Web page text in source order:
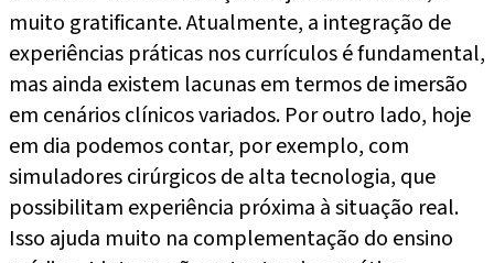
muito gratificante. Atualmente, a integração de
experiências práticas nos currículos é fundamental,
mas ainda existem lacunas em termos de imersão
em cenários clínicos variados. Por outro lado, hoje
em dia podemos contar, por exemplo, com
simuladores cirúrgicos de alta tecnologia, que
possibilitam experiência próxima à situação real.
Isso ajuda muito na complementação do ensino